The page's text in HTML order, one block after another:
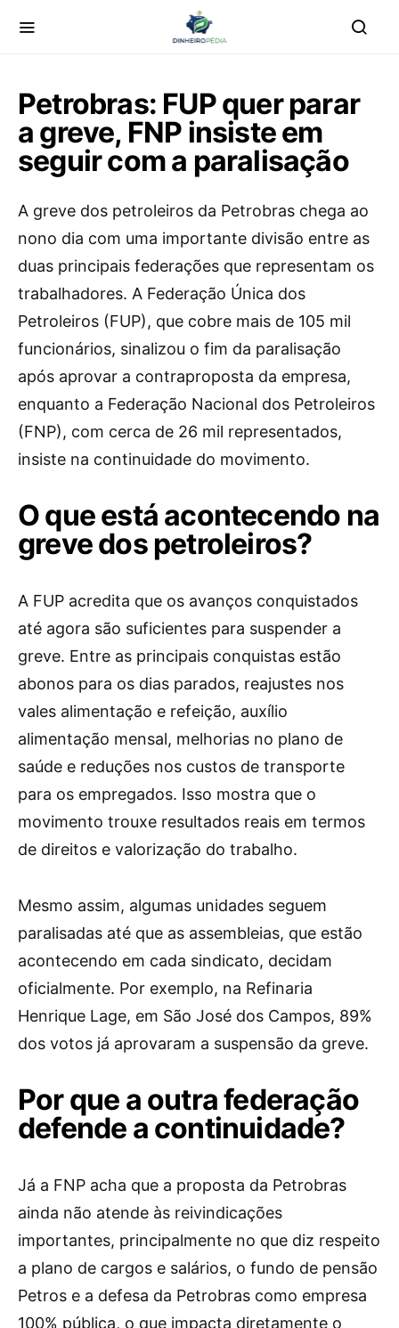
Petrobras: FUP quer parar
a greve, FNP insiste em
seguir com a paralisação
A greve dos petroleiros da Petrobras chega ao
nono dia com uma importante divisão entre as
duas principais federações que representam os
trabalhadores. A Federação Única dos
Petroleiros (FUP), que cobre mais de 105 mil
funcionários, sinalizou o fim da paralisação
após aprovar a contraproposta da empresa,
enquanto a Federação Nacional dos Petroleiros
(FNP), com cerca de 26 mil representados,
insiste na continuidade do movimento.
O que está acontecendo na
greve dos petroleiros?
A FUP acredita que os avanços conquistados
até agora são suficientes para suspender a
greve. Entre as principais conquistas estão
abonos para os dias parados, reajustes nos
vales alimentação e refeição, auxílio
alimentação mensal, melhorias no plano de
saúde e reduções nos custos de transporte
para os empregados. Isso mostra que o
movimento trouxe resultados reais em termos
de direitos e valorização do trabalho.
Mesmo assim, algumas unidades seguem
paralisadas até que as assembleias, que estão
acontecendo em cada sindicato, decidam
oficialmente. Por exemplo, na Refinaria
Henrique Lage, em São José dos Campos, 89%
dos votos já aprovaram a suspensão da greve.
Por que a outra federação
defende a continuidade?
Já a FNP acha que a proposta da Petrobras
ainda não atende às reivindicações
importantes, principalmente no que diz respeito
a plano de cargos e salários, o fundo de pensão
Petros e a defesa da Petrobras como empresa
100% pública, o que impacta diretamente o